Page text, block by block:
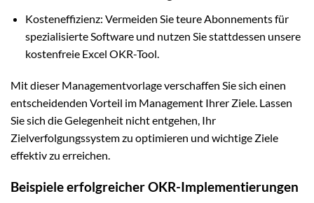
Kosteneffizienz: Vermeiden Sie teure Abonnements für
spezialisierte Software und nutzen Sie stattdessen unsere
kostenfreie Excel OKR-Tool.
Mit dieser Managementvorlage verschaffen Sie sich einen
entscheidenden Vorteil im Management Ihrer Ziele. Lassen
Sie sich die Gelegenheit nicht entgehen, Ihr
Zielverfolgungssystem zu optimieren und wichtige Ziele
effektiv zu erreichen.
Beispiele erfolgreicher OKR-Implementierungen